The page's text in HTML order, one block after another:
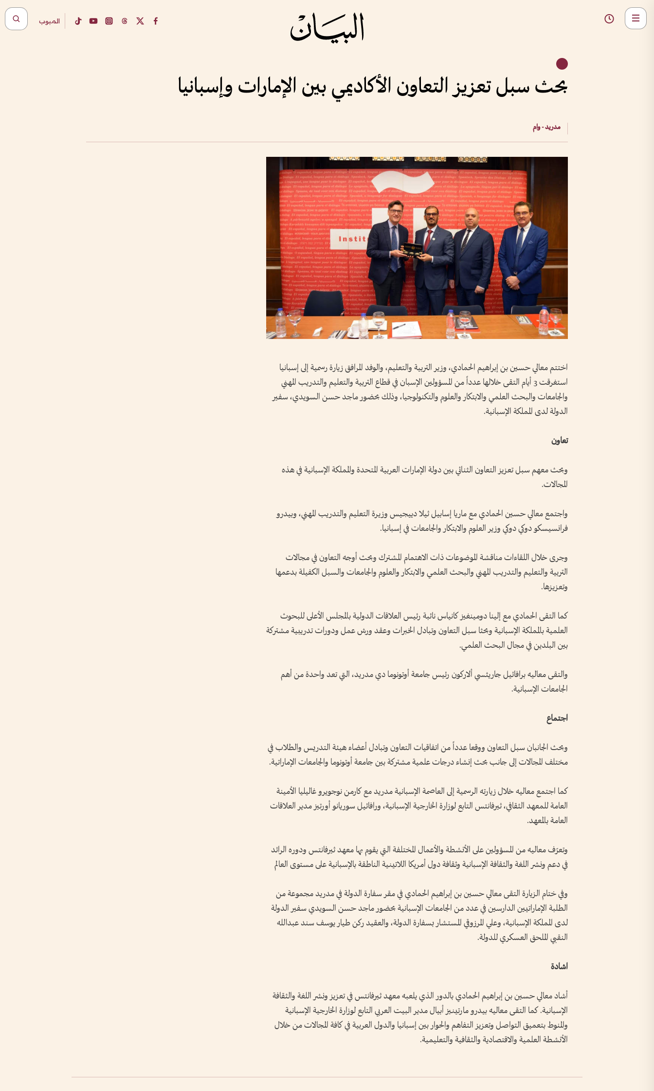
المبوب
بحث سبل تعزيز التعاون الأكاديمي بين الإمارات وإسبانيا
مدريد - وام
اختتم معالي حسين بن إبراهيم الحمادي، وزير التربية والتعليم، والوفد المرافق زيارة رسمية إلى إسبانيا
استغرقت 3 أيام التقى خلالها عدداً من المسؤولين الإسبان في قطاع التربية والتعليم والتدريب المهني
والجامعات والبحث العلمي والابتكار والعلوم والتكنولوجيا، وذلك بحضور ماجد حسن السويدي، سفير
الدولة لدى المملكة الإسبانية.
تعاون
وبحث معهم سبل تعزيز التعاون الثنائي بين دولة الإمارات العربية المتحدة والمملكة الإسبانية في هذه
المجالات.
واجتمع معالي حسين الحمادي مع ماريا إسابيل ثيلا دييجيس وزيرة التعليم والتدريب المهني، وبيدرو
فرانسيسكو دوكي دوكي وزير العلوم والابتكار والجامعات في إسبانيا.
وجرى خلال اللقاءات مناقشة الموضوعات ذات الاهتمام المشترك وبحث أوجه التعاون في مجالات
التربية والتعليم والتدريب المهني والبحث العلمي والابتكار والعلوم والجامعات والسبل الكفيلة بدعمها
وتعزيزها.
كما التقى الحمادي مع إلينا دومينغيز كانياس نائبة رئيس العلاقات الدولية بالمجلس الأعلى للبحوث
العلمية بالمملكة الإسبانية وبحثا سبل التعاون وتبادل الخبرات وعقد ورش عمل ودورات تدريبية مشتركة
بين البلدين في مجال البحث العلمي.
والتقى معاليه برافائيل جاريثسي ألاركون رئيس جامعة أوتونوما دي مدريد، التي تعد واحدة من أهم
الجامعات الإسبانية.
اجتماع
وبحث الجانبان سبل التعاون ووقعا عدداً من اتفاقيات التعاون وتبادل أعضاء هيئة التدريس والطلاب في
مختلف المجالات إلى جانب بحث إنشاء درجات علمية مشتركة بين جامعة أوتونوما والجامعات الإماراتية.
كما اجتمع معاليه خلال زيارته الرسمية إلى العاصمة الإسبانية مدريد مع كارمن نوجويرو غاليليا الأمينة
العامة للمعهد الثقافي، ثيرفانتس التابع لوزارة الخارجية الإسبانية، ورافائيل سوريانو أورتيز مدير العلاقات
العامة بالمعهد.
وتعرّف معاليه من المسؤولين على الأنشطة والأعمال المختلفة التي يقوم بها معهد ثيرفانتس ودوره الرائد
في دعم ونشر اللغة والثقافة الإسبانية وثقافة دول أمريكا اللاتينية الناطقة بالإسبانية على مستوى العالم
وفي ختام الزيارة التقى معالي حسين بن إبراهيم الحمادي في مقر سفارة الدولة في مدريد مجموعة من
الطلبة الإماراتيين الدارسين في عدد من الجامعات الإسبانية بحضور ماجد حسن السويدي سفير الدولة
لدى المملكة الإسبانية، وعلي المرزوقي المستشار بسفارة الدولة، والعقيد ركن طيار يوسف سند عبدالله
النقبي الملحق العسكري للدولة.
اشادة
أشاد معالي حسين بن إبراهيم الحمادي بالدور الذي يلعبه معهد ثيرفانتس في تعزيز ونشر اللغة والثقافة
الإسبانية. كما التقى معاليه بيدرو مارتينيز أبيال مدير البيت العربي التابع لوزارة الخارجية الإسبانية
والمنوط بتعميق التواصل وتعزيز التفاهم والحوار بين إسبانيا والدول العربية في كافة المجالات من خلال
الأنشطة العلمية والاقتصادية والثقافية والتعليمية.